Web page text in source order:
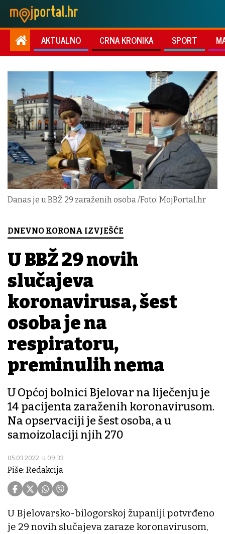
AKTUALNO CRNA KRONIKA SPORT
Danas je u BBŽ 29 zaraženih osoba /Foto: MojPortal.hr
DNEVNO KORONA IZVJEŠĆE
U BBŽ 29 novih
slučajeva
koronavirusa, šest
osoba je na
respiratoru,
preminulih nema
U Općoj bolnici Bjelovar na liječenju je
14 pacijenta zaraženih koronavirusom.
Na opservaciji je šest osoba, a u
samoizolaciji njih 270
05.03.2022. u 09:33
Piše: Redakcija
U Bjelovarsko-bilogorskoj županiji potvrđeno
je 29 novih slučajeva zaraze koronavirusom,